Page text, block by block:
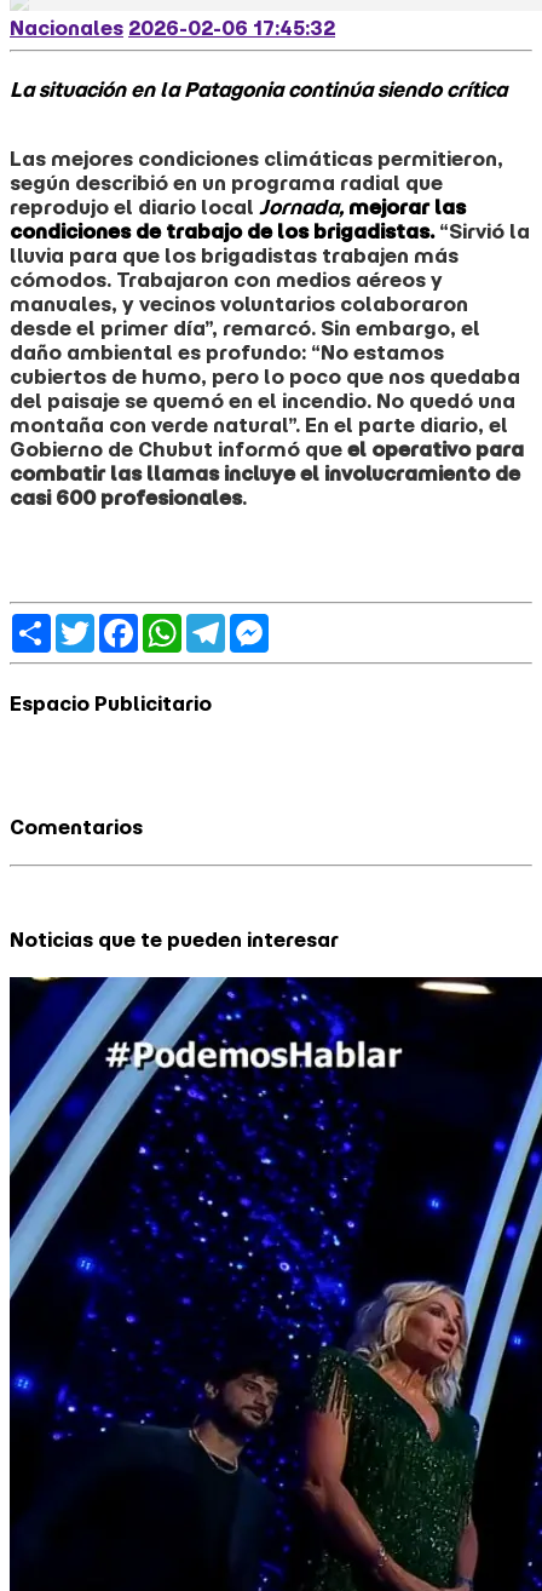
Nacionales 2026-02-06 17:45:32
La situación en la Patagonia continúa siendo crítica
Las mejores condiciones climáticas permitieron,
según describió en un programa radial que
reprodujo el diario local Jornada, mejorar las
condiciones de trabajo de los brigadistas. “Sirvió la
lluvia para que los brigadistas trabajen más
cómodos. Trabajaron con medios aéreos y
manuales, y vecinos voluntarios colaboraron
desde el primer día”, remarcó. Sin embargo, el
daño ambiental es profundo: “No estamos
cubiertos de humo, pero lo poco que nos quedaba
del paisaje se quemó en el incendio. No quedó una
montaña con verde natural”. En el parte diario, el
Gobierno de Chubut informó que el operativo para
combatir las llamas incluye el involucramiento de
casi 600 profesionales.
ShareTwitterFacebook
WhatsApp
Telegram
Espacio Publicitario
Comentarios
Noticias que te pueden interesar